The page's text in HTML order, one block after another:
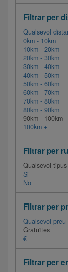
Filtrar per
Qualsevol
0km - 10km
10km - 20km
20km - 30km
30km - 40km
40km - 50km
50km - 60km
60km - 70km
70km - 80km
80km - 90km
90km - 100km
100km +
Filtrar per
Qualsevol tipus
Si
No
Filtrar per
Qualsevol preu
Gratuïtes
€
Filtrar per